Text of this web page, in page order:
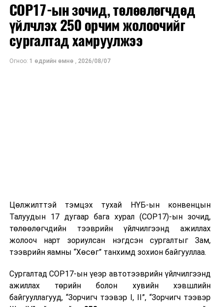
COP17-ын зочид, төлөөлөгчдөд
үйлчлэх 250 орчим жолоочийг
сургалтад хамруулжээ
Огноо: 1 өдрийн өмнө , 2026/08/07
Цөлжилттэй тэмцэх тухай НҮБ-ын конвенцын
Талуудын 17 дугаар бага хурал (COP17)-ын зочид,
төлөөлөгчдийн тээврийн үйлчилгээнд ажиллах
жолооч нарт зориулсан нэгдсэн сургалтыг Зам,
тээврийн яамны “Хөсөг” танхимд зохион байгууллаа.
Сургалтад COP17-ын үеэр автотээврийн үйлчилгээнд
ажиллах төрийн болон хувийн хэвшлийн
байгууллагууд, “Зорчигч тээвэр I, II”, “Зорчигч тээвэр